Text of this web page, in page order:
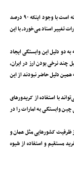
تمرکز مالی و تجارت ایران در امارات برای ایران خطرات زیادی داشته است با وجود اینکه ۹۰ درصد
تغییر اسناد می‌خورد، با این
دو دلیل این وابستگی ایجاد
چند نرخی بودن ارز در ایران،
همین دلیل حاضر نبودند از این
با استفاده از کریدورهای
وابستگی به امارات را در
ظرفیت کشورهایی مثل عمان و
مستقیم و استفاده از شیوه